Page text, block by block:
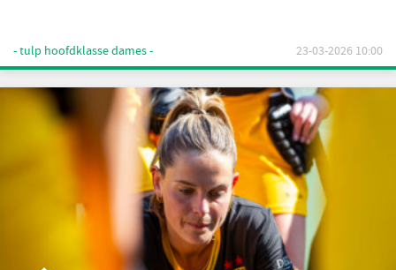
- tulp hoofdklasse dames - 23-03-2026 10:00